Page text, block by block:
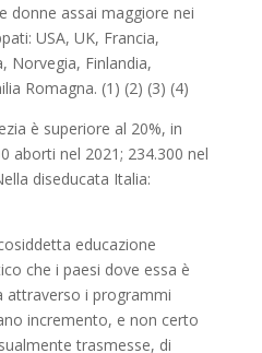
donne assai maggiore nei
USA, UK, Francia,
Norvegia, Finlandia,
Romagna. (1) (2) (3) (4)
è superiore al 20%, in
aborti nel 2021; 234.300 nel
diseducata Italia:
educazione
che i paesi dove essa è
attraverso i programmi
incremento, e non certo
trasmesse, di